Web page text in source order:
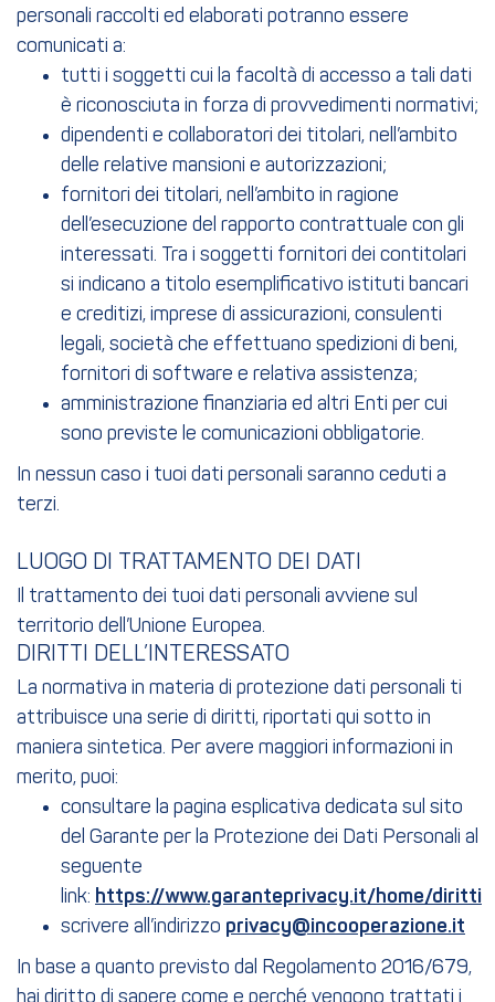
personali raccolti ed elaborati potranno essere
comunicati a:
tutti i soggetti cui la facoltà di accesso a tali dati
è riconosciuta in forza di provvedimenti normativi;
dipendenti e collaboratori dei titolari, nell’ambito
delle relative mansioni e autorizzazioni;
fornitori dei titolari, nell’ambito in ragione
dell’esecuzione del rapporto contrattuale con gli
interessati. Tra i soggetti fornitori dei contitolari
si indicano a titolo esemplificativo istituti bancari
e creditizi, imprese di assicurazioni, consulenti
legali, società che effettuano spedizioni di beni,
fornitori di software e relativa assistenza;
amministrazione finanziaria ed altri Enti per cui
sono previste le comunicazioni obbligatorie.
In nessun caso i tuoi dati personali saranno ceduti a
terzi.
LUOGO DI TRATTAMENTO DEI DATI
Il trattamento dei tuoi dati personali avviene sul
territorio dell’Unione Europea.
DIRITTI DELL’INTERESSATO
La normativa in materia di protezione dati personali ti
attribuisce una serie di diritti, riportati qui sotto in
maniera sintetica. Per avere maggiori informazioni in
merito, puoi:
consultare la pagina esplicativa dedicata sul sito
del Garante per la Protezione dei Dati Personali al
seguente
link: https://www.garanteprivacy.it/home/diritti
scrivere all’indirizzo privacy@incooperazione.it
In base a quanto previsto dal Regolamento 2016/679,